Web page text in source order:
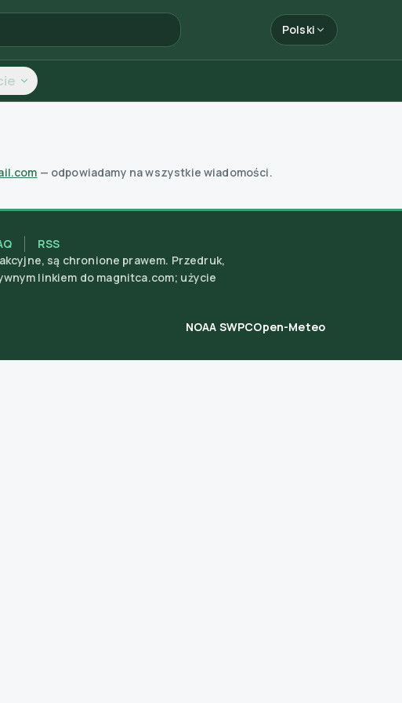
Polski
— odpowiadamy na wszystkie wiadomości.
RSS
są chronione prawem. Przedruk,
linkiem do magnitca.com; użycie
NOAA SWPCOpen-Meteo